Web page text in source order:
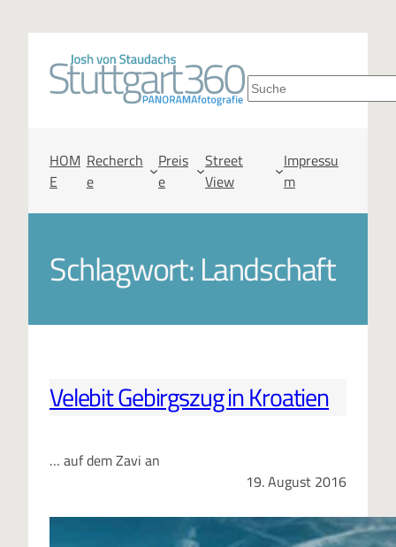
S
h
n
HOM
E
Recherch
e
Preis
e
Street
View
Impressu
m
Schlagwort:Landschaft
Velebit Gebirgszug in Kroatien
… auf dem Zavi an
19. August 2016